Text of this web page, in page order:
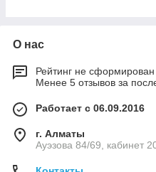
О нас
Рейтинг не сформирован
Менее 5 отзывов за
Работает с 06.09.2016
г. Алматы
Ауэзова 84/69, кабинет